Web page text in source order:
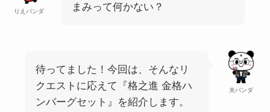
りえパンダ
まみって何かない？
夫パンダ
待ってました！今回は、そんなリ
クエストに応えて『格之進 金格ハ
ンバーグセット』を紹介します。